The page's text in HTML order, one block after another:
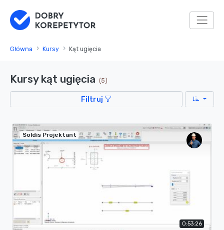
Główna Kursy Kąt ugięcia
Kursy kąt ugięcia (5)
Filtruj
Soldis Projektant
0:53:26